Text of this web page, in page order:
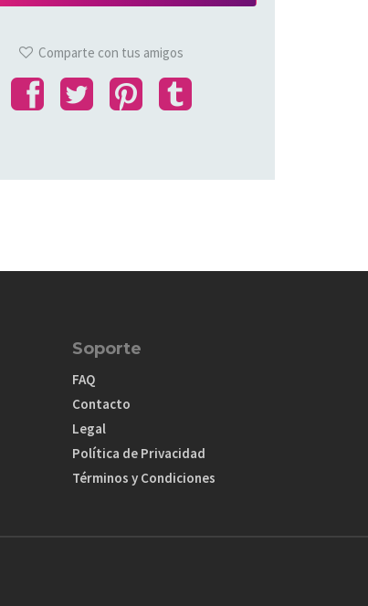
Comparte con tus amigos
Soporte
FAQ
Contacto
Legal
Política de Privacidad
Términos y Condiciones